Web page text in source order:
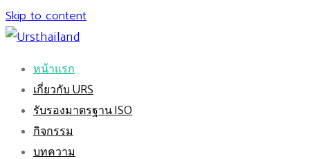
Skip to content
หน้าแรก
เกี่ยวกับ URS
รับรองมาตรฐาน ISO
กิจกรรม
บทความ